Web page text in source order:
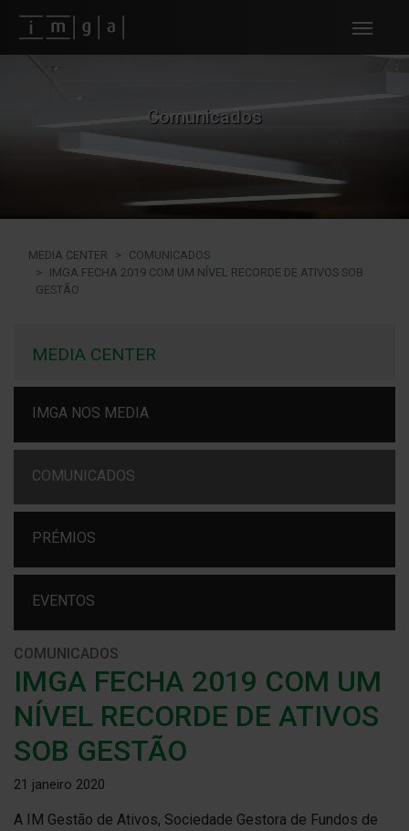
Fundos imga
Comunicados
MEDIA CENTER
COMUNICADOS
IMGA FECHA 2019 COM UM NÍVEL RECORDE DE ATIVOS SOB
GESTÃO
MEDIA CENTER
IMGA NOS MEDIA
COMUNICADOS
PRÉMIOS
EVENTOS
COMUNICADOS
IMGA FECHA 2019 COM UM
NÍVEL RECORDE DE ATIVOS
SOB GESTÃO
21 janeiro 2020
A IM Gestão de Ativos, Sociedade Gestora de Fundos de